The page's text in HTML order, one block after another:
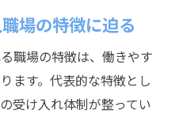
メリット徹底解説
得られる経験と成長
の実例から学ぶ
場の特徴に迫る
職場の特徴は、働きやす
ます。代表的な特徴とし
受け入れ体制が整ってい